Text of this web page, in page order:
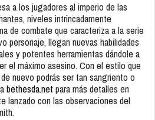
a los jugadores al imperio de las
niveles intrincadamente
de combate que caracteriza a la serie
personaje, llegan nuevas habilidades
y potentes herramientas dándole a
el máximo asesino. Con el estilo que
nuevo podrás ser tan sangriento o
bethesda.net para más detalles en
lanzado con las observaciones del